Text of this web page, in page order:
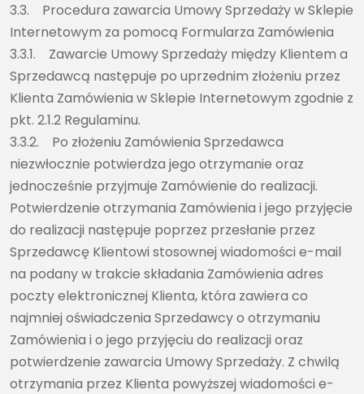
3.3. Procedura zawarcia Umowy Sprzedaży w Sklepie
Internetowym za pomocą Formularza Zamówienia
3.3.1. Zawarcie Umowy Sprzedaży między Klientem a
Sprzedawcą następuje po uprzednim złożeniu przez
Klienta Zamówienia w Sklepie Internetowym zgodnie z
pkt. 2.1.2 Regulaminu.
3.3.2. Po złożeniu Zamówienia Sprzedawca
niezwłocznie potwierdza jego otrzymanie oraz
jednocześnie przyjmuje Zamówienie do realizacji.
Potwierdzenie otrzymania Zamówienia i jego przyjęcie
do realizacji następuje poprzez przesłanie przez
Sprzedawcę Klientowi stosownej wiadomości e-mail
na podany w trakcie składania Zamówienia adres
poczty elektronicznej Klienta, która zawiera co
najmniej oświadczenia Sprzedawcy o otrzymaniu
Zamówienia i o jego przyjęciu do realizacji oraz
potwierdzenie zawarcia Umowy Sprzedaży. Z chwilą
otrzymania przez Klienta powyższej wiadomości e-